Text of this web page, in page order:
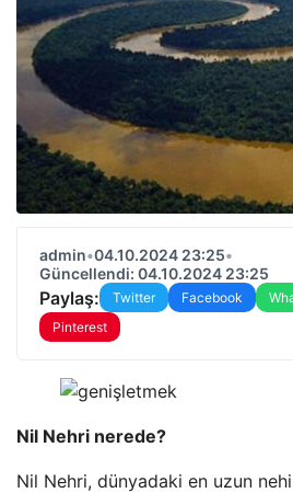
admin•04.10.2024 23:25•
Güncellendi: 04.10.2024 23:25
Paylaş: Twitter Facebook
Pinterest
Nil Nehri nerede?
Nil Nehri, dünyadaki en uzun